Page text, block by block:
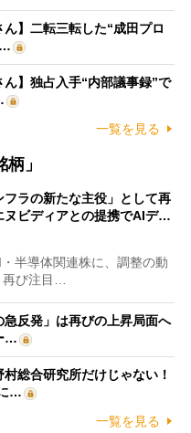
ん】二転三転した“成田プロ
…
ん】独占入手“内部議事録”で
一覧を見る
」
ラの新たな主役」として再
ビディアとの提携でAIデ…
半導体関連株に、調整の動
び注目…
反発」は再びの上昇局面へ
…
総合研究所だけじゃない！
…
一覧を見る